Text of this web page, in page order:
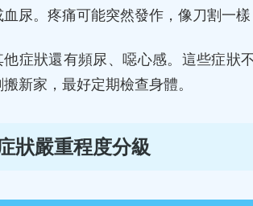
血尿。疼痛可能突然發作，像刀割一
他症狀還有頻尿、噁心感。這些症狀
搬新家，最好定期檢查身體。
狀嚴重程度分級